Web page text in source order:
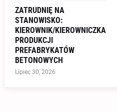
ZATRUDNIĘ NA
STANOWISKO:
KIEROWNIK/KIEROWNICZKA
PRODUKCJI
PREFABRYKATÓW
BETONOWYCH
Lipiec 30, 2026